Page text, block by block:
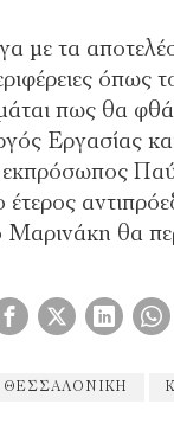
με τα
όπως
πως θα
Εργασίας
έτερος
θα
ΘΕΣΣΑΛΟΝΊΚΗ